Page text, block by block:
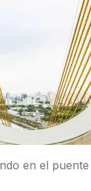
en el puente